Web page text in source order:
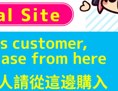
状態 :未開封
オンライン
在庫あり 690
JANコード